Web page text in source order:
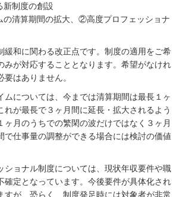
新制度の創設
清算期間の拡大、②高度プロフェッショナ
緩和に関わる改正点です。制度の適用をご希
みが対応することとなります。希望がなけれ
要はありません。
ムについては、今までは清算期間は最長１ヶ
れが最長で３ヶ月間に延長・拡大されるよう
ヶ月のうちでの繁閑の波だけではなく３ヶ月
で仕事量の調整ができる場合には検討の価値
ショナル制度については、現状年収要件や職
確定となっています。今後要件が具体化され
すが、恐らく、制度発足時には対象者が非常